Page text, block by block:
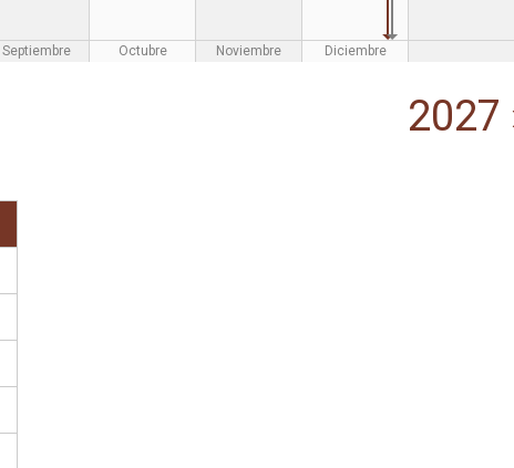
Septiembre Octubre Noviembre Diciembre
2027